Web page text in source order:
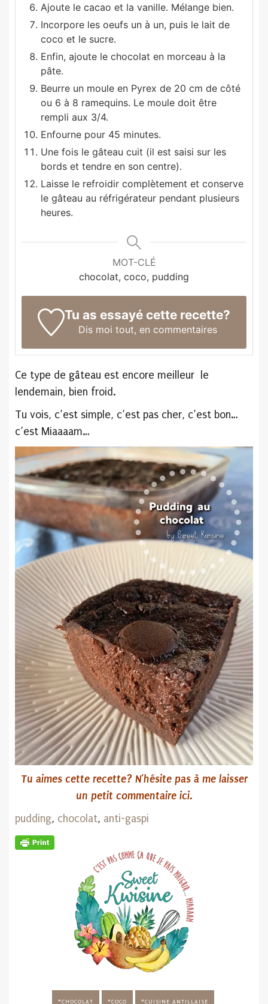
Ajoute le cacao et la vanille. Mélange bien.
Incorpore les oeufs un à un, puis le lait de
coco et le sucre.
Enfin, ajoute le chocolat en morceau à la
pâte.
Beurre un moule en Pyrex de 20 cm de côté
ou 6 à 8 ramequins. Le moule doit être
rempli aux 3/4.
Enfourne pour 45 minutes.
Une fois le gâteau cuit (il est saisi sur les
bords et tendre en son centre).
Laisse le refroidir complètement et conserve
le gâteau au réfrigérateur pendant plusieurs
heures.
MOT-CLÉ
chocolat, coco, pudding
Tu as essayé cette recette?
Dis moi tout, en commentaires
Ce type de gâteau est encore meilleur le
lendemain, bien froid.
Tu vois, c’est simple, c’est pas cher, c’est bon…
c’est Miaaaam…
Tu aimes cette recette? N’hésite pas à me laisser
un petit commentaire ici.
pudding, chocolat, anti-gaspi
CHOCOLAT COCO CUISINE ANTILLAISE